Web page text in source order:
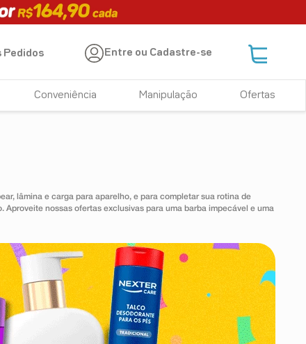
Pedidos Entre ou Cadastre-se
Conveniência Manipulação Ofertas
lâmina e carga para aparelho, e para completar sua rotina de
nossas ofertas exclusivas para uma barba impecável e uma